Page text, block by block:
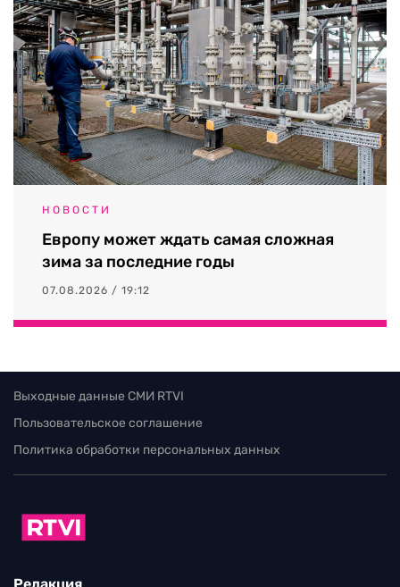
НОВОСТИ
Европу может ждать самая сложная
зима за последние годы
07.08.2026 / 19:12
Выходные данные СМИ RTVI
Пользовательское соглашение
Политика обработки персональных данных